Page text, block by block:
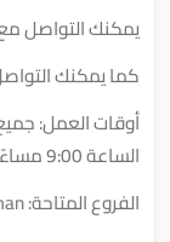
يمكنك التواصل مع
كما يمكنك
الساعة 9:00 مساءً.
الفروع المتاحة: Near Right Service Rd, Amman.